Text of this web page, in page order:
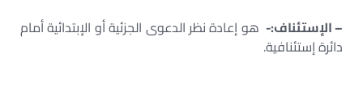
– الإستئناف:- هو إعادة نظر الدعوى الجزئية أو الإبتدائية أمام
دائرة إستئنافية.